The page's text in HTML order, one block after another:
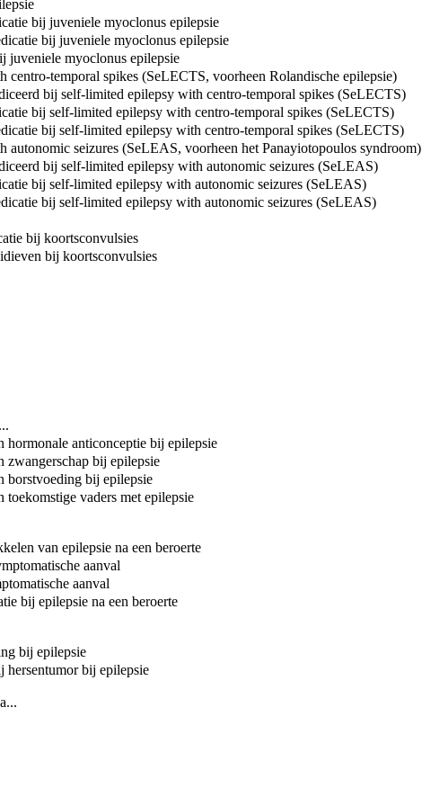
bij juveniele myoclonus epilepsie
bij juveniele myoclonus epilepsie
juveniele myoclonus epilepsie
centro-temporal spikes (SeLECTS, voorheen Rolandische epilepsie)
bij self-limited epilepsy with centro-temporal spikes (SeLECTS)
bij self-limited epilepsy with centro-temporal spikes (SeLECTS)
bij self-limited epilepsy with centro-temporal spikes (SeLECTS)
autonomic seizures (SeLEAS, voorheen het Panayiotopoulos syndroom)
bij self-limited epilepsy with autonomic seizures (SeLEAS)
bij self-limited epilepsy with autonomic seizures (SeLEAS)
bij self-limited epilepsy with autonomic seizures (SeLEAS)
bij koortsconvulsies
bij koortsconvulsies
hormonale anticonceptie bij epilepsie
zwangerschap bij epilepsie
borstvoeding bij epilepsie
toekomstige vaders met epilepsie
van epilepsie na een beroerte
aanval
aanval
bij epilepsie na een beroerte
bij epilepsie
bij epilepsie